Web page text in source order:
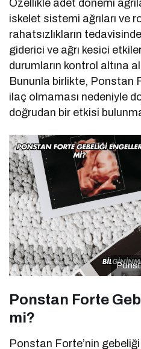
Özellikle adet dönemi
iskelet sistemi ağrıları ve
rahatsızlıkların
giderici ve ağrı kesici
durumların kontrol altına
Bununla birlikte, Ponstan
ilaç olmaması nedeniyle
doğrudan bir etkisi
Ponstan Forte
mi?
Ponstan Forte’nin